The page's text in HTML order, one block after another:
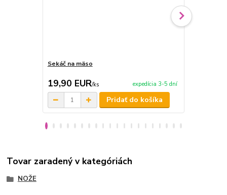
Sekáč na mäso
19,90 EUR/ks expedícia 3-5 dní
Pridať do košíka
Tovar zaradený v kategóriách
NOŽE